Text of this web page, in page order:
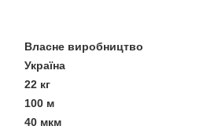
Власне виробництво
Україна
22 кг
100 м
40 мкм